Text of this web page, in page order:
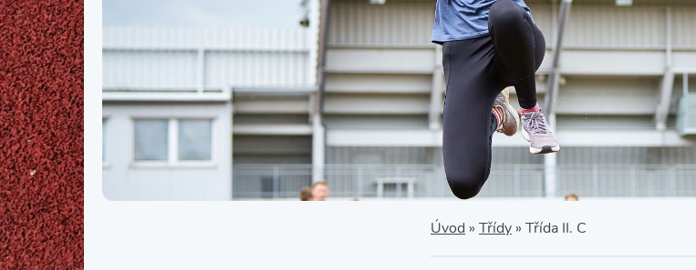
Zájmové kroužky
Školní poradenské
pracoviště
Školní psycholožka
Školská rada
SRPŠ – Spolek rodičů a
přátel školy
Spolupráce se sportovními
kluby
Školní sportovní klub
Tělesná výchova a sport
Úvod » Třídy » Třída II. C